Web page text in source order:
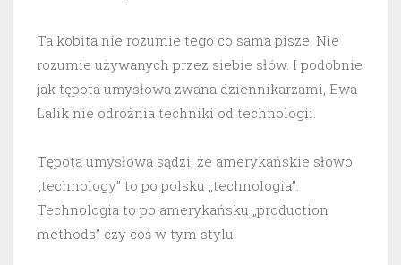
Ta kobita nie rozumie tego co sama pisze. Nie
rozumie używanych przez siebie słów. I podobnie
jak tępota umysłowa zwana dziennikarzami, Ewa
Lalik nie odróżnia techniki od technologii.
Tępota umysłowa sądzi, że amerykańskie słowo
„technology” to po polsku „technologia”.
Technologia to po amerykańsku „production
methods” czy coś w tym stylu.